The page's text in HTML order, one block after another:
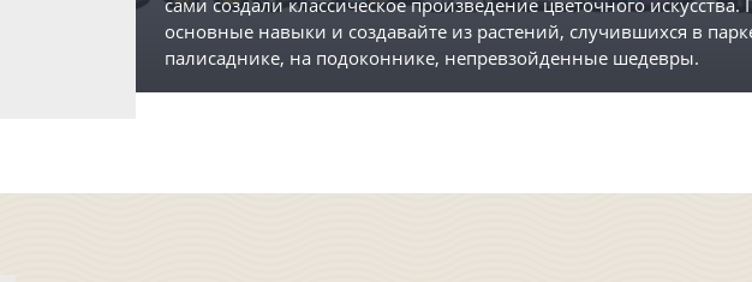
сами создали классическое произведение цветочного искусства.
основные навыки и создавайте из растений, случившихся в
палисаднике, на подоконнике, непревзойденные шедевры.